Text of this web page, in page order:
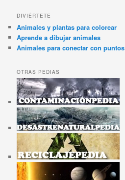
DIVIÉRTETE
Animales y plantas para colorear
Aprende a dibujar animales
Animales para conectar con puntos
OTRAS PEDIAS